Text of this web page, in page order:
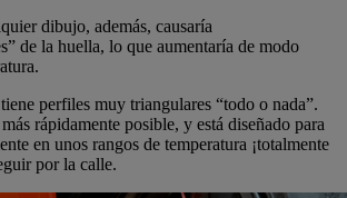
dibujo, además, causaría
de la huella, lo que aumentaría de modo
perfiles muy triangulares “todo o nada”.
rápidamente posible, y está diseñado para
en unos rangos de temperatura ¡totalmente
por la calle.